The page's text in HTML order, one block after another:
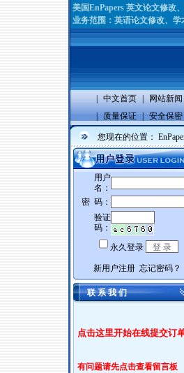
美国EnPapers 英文论文修改
业务范围：英语论文修改、
中文首页 网站新闻
质量保证 安全保密
您现在的位置：
联 系 我 们
点击这里开始在线提交订
有问题请先点击查看留言板